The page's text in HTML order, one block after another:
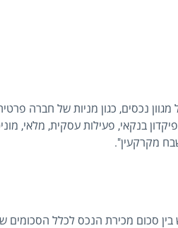
נכסים, כגון מניות של חברה
בנקאי, פעילות עסקית, מלאי,
מקרקעין".
סכום מכירת הנכס לכלל הסכומים